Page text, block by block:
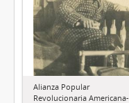
Alianza Popular
Revolucionaria Americana-